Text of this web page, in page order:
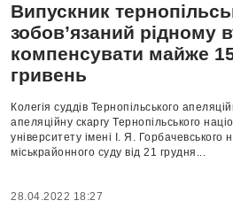
Випускник
зобов’язаний рідному
компенсувати майже
гривень
Колегія суддів Тернопільського
апеляційну скаргу Тернопільського
університету імені І. Я. Горбачевського
міськрайонного суду від 21 грудня...
28.04.2022 18:27